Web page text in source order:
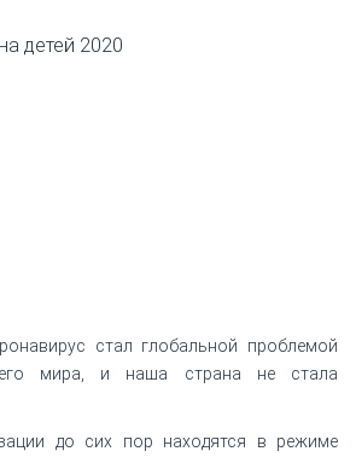
стал глобальной проблемой
мира, и наша страна не стала
до сих пор находятся в режиме